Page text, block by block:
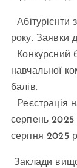
Абітурієнти
року. Заявки
Конкурсний
навчальної
балів.
Реєстрація
серпень 2025
серпня 2025
Заклади